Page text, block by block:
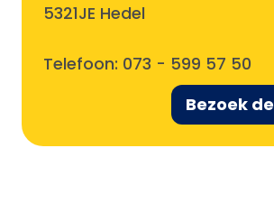
5321JE Hedel
Telefoon: 073 - 599 57 50
Bezoek